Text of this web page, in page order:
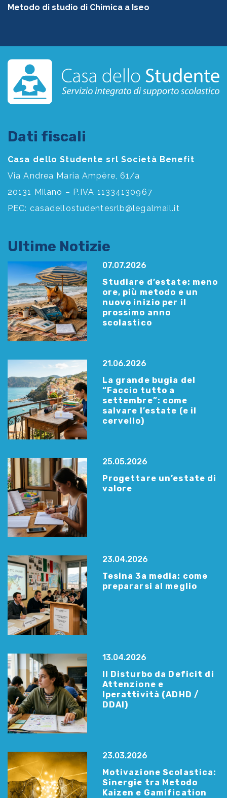
Metodo di studio di Chimica a Iseo
Dati fiscali
Casa dello Studente srl Società Benefit
Via Andrea Maria Ampère, 61/a
20131 Milano – P.IVA 11334130967
PEC: casadellostudentesrlb@legalmail.it
Ultime Notizie
07.07.2026
Studiare d’estate: meno
ore, più metodo e un
nuovo inizio per il
prossimo anno
scolastico
21.06.2026
La grande bugia del
“Faccio tutto a
settembre”: come
salvare l’estate (e il
cervello)
25.05.2026
Progettare un’estate di
valore
23.04.2026
Tesina 3a media: come
prepararsi al meglio
13.04.2026
Il Disturbo da Deficit di
Attenzione e
Iperattività (ADHD /
DDAI)
23.03.2026
Motivazione Scolastica:
Sinergie tra Metodo
Kaizen e Gamification